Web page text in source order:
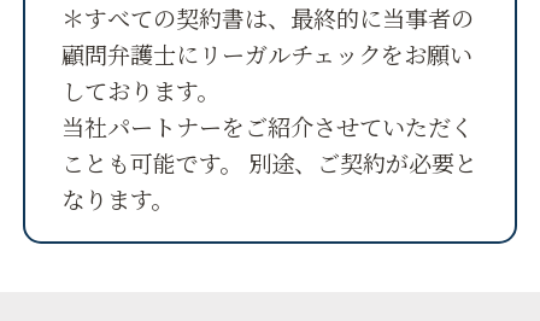
＊すべての契約書は、最終的に当事者の
顧問弁護士にリーガルチェックをお願い
しております。
当社パートナーをご紹介させていただく
ことも可能です。 別途、ご契約が必要と
なります。